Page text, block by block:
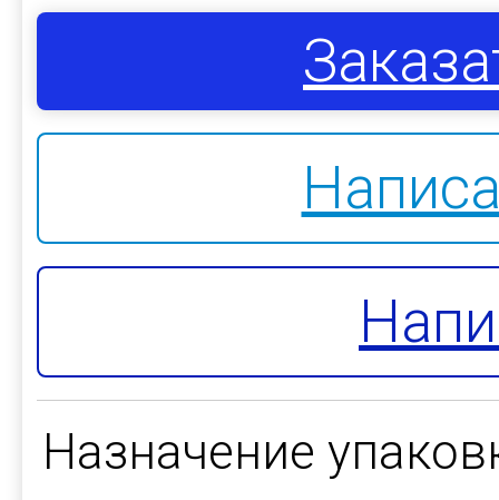
Назначение